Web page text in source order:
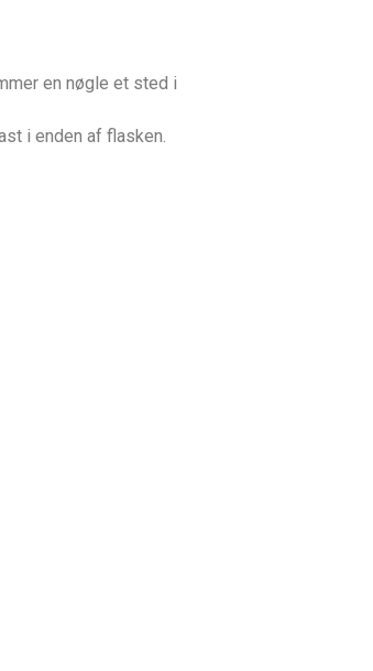
en nøgle et sted i
i enden af flasken.